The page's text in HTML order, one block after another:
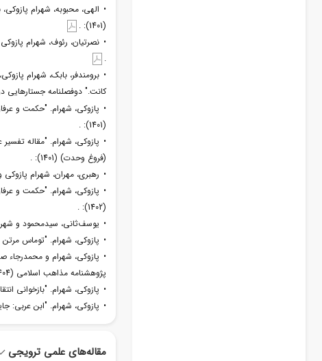
• الهی، محبوبه، شهرام
(1401): .
.
• برومندفر، بابک، شهرام
کانت." دوفصلنامه جستارهایی در
• پازوکی، شهرام. "حکمت و
(1401): .
• پازوکی، شهرام. "مقاله
(فروغ وحدت) (1401): .
• رهبری، مهران، شهرام
• پازوکی، شهرام. "حکمت و
(1402): .
• یوسف‌ثانی، سیدمحمود و شهرام
• پازوکی، شهرام. "توماس مرتن و
• پازوکی، شهرام و محمدرجاء
پژوهشنامه مذاهب اسلامی (1404): .
• پازوکی، شهرام. "بازخوانی
• پازوکی، شهرام. "ابن عربی:
مقاله‌های علمی ترویجی